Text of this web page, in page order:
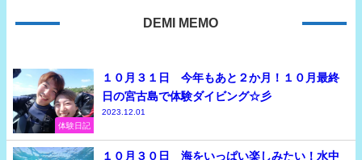
DEMI MEMO
体験日記
１０月３１日 今年もあと２か月！１０月最終
日の宮古島で体験ダイビング☆彡
2023.12.01
１０月３０日 海をいっぱい楽しみたい！水中